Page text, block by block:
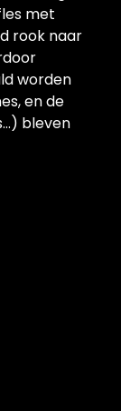
met
rook naar
worden
en de
bleven